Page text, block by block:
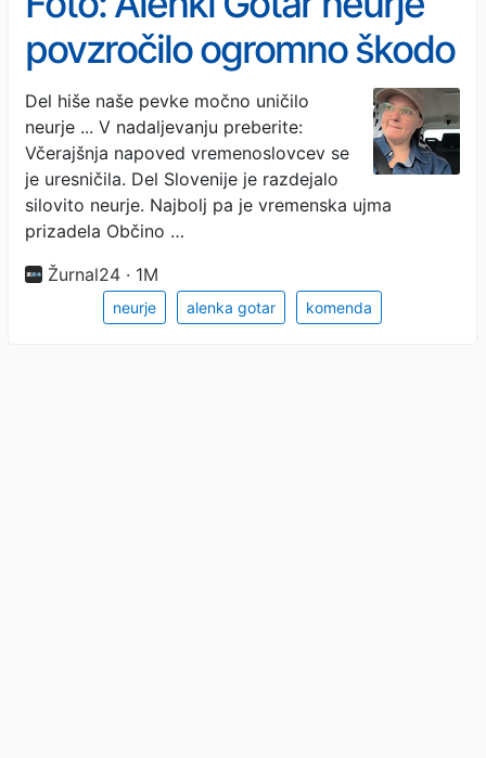
povzročilo ogromno škodo
in odkrilo streho
Del hiše naše pevke močno uničilo
neurje ... V nadaljevanju preberite:
Včerajšnja napoved vremenoslovcev se
je uresničila. Del Slovenije je razdejalo
silovito neurje. Najbolj pa je vremenska ujma
prizadela Občino …
Žurnal24 · 1M
neurje alenka gotar komenda